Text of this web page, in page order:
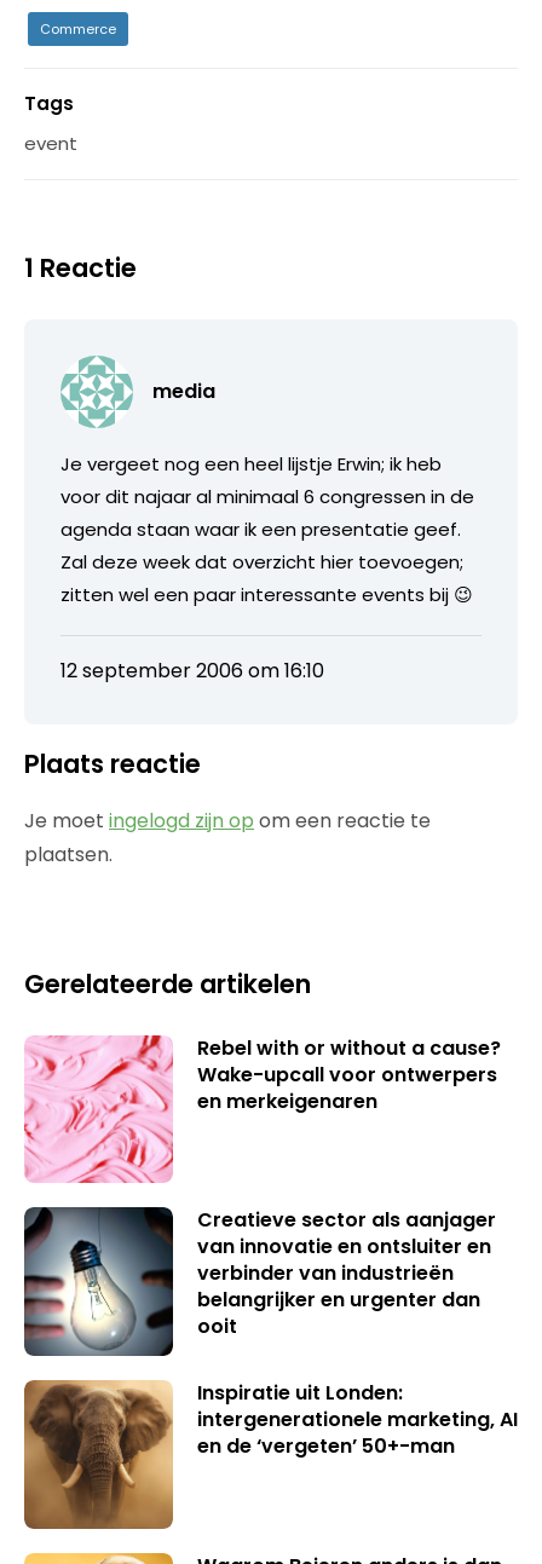
Commerce
Tags
event
1 Reactie
media
Je vergeet nog een heel lijstje Erwin; ik heb
voor dit najaar al minimaal 6 congressen in de
agenda staan waar ik een presentatie geef.
Zal deze week dat overzicht hier toevoegen;
zitten wel een paar interessante events bij 😉
12 september 2006 om 16:10
Plaats reactie
Je moet ingelogd zijn op om een reactie te
plaatsen.
Gerelateerde artikelen
Rebel with or without a cause?
Wake-upcall voor ontwerpers
en merkeigenaren
Creatieve sector als aanjager
van innovatie en ontsluiter en
verbinder van industrieën
belangrijker en urgenter dan
ooit
Inspiratie uit Londen:
intergenerationele marketing, AI
en de ‘vergeten’ 50+-man